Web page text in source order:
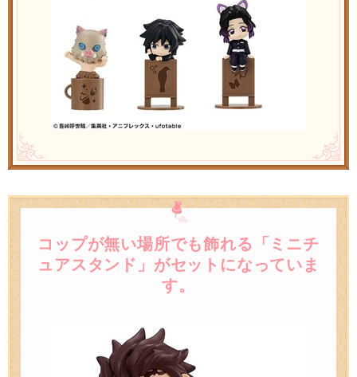
コップが無い場所でも飾れる「ミニチ
ュアスタンド」がセットになっていま
す。